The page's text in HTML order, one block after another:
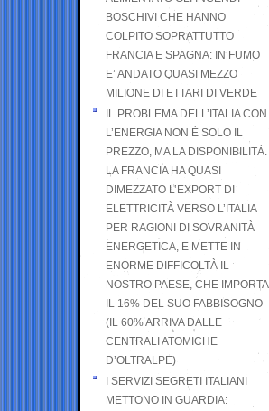
BOSCHIVI CHE HANNO
COLPITO SOPRATTUTTO
FRANCIA E SPAGNA: IN FUMO
E’ ANDATO QUASI MEZZO
MILIONE DI ETTARI DI VERDE
IL PROBLEMA DELL’ITALIA CON
L’ENERGIA NON È SOLO IL
PREZZO, MA LA DISPONIBILITÀ.
LA FRANCIA HA QUASI
DIMEZZATO L’EXPORT DI
ELETTRICITÀ VERSO L’ITALIA
PER RAGIONI DI SOVRANITÀ
ENERGETICA, E METTE IN
ENORME DIFFICOLTÀ IL
NOSTRO PAESE, CHE IMPORTA
IL 16% DEL SUO FABBISOGNO
(IL 60% ARRIVA DALLE
CENTRALI ATOMICHE
D’OLTRALPE)
I SERVIZI SEGRETI ITALIANI
METTONO IN GUARDIA: